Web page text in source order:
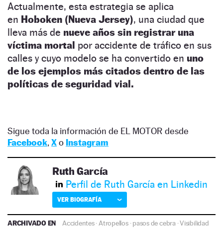
Actualmente, esta estrategia se aplica
en Hoboken (Nueva Jersey), una ciudad que
lleva más de nueve años sin registrar una
víctima mortal por accidente de tráfico en sus
calles y cuyo modelo se ha convertido en uno
de los ejemplos más citados dentro de las
políticas de seguridad vial.
Sigue toda la información de EL MOTOR desde
Facebook, Xo Instagram
Ruth García
Perfil de Ruth García en Linkedin
VER BIOGRAFÍA
ARCHIVADO EN Accidentes·Atropellos·pasos de cebra·Visibilidad